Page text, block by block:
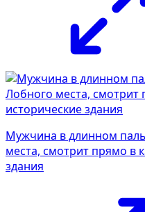
Мужчина в длинном
места, смотрит прямо в
здания